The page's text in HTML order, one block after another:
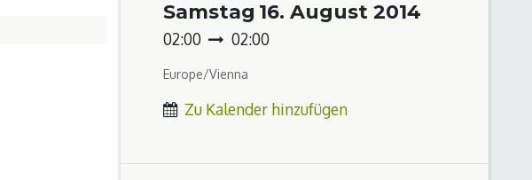
Samstag 16. August 2014
02:00 02:00
Europe/Vienna
Zu Kalender hinzufügen